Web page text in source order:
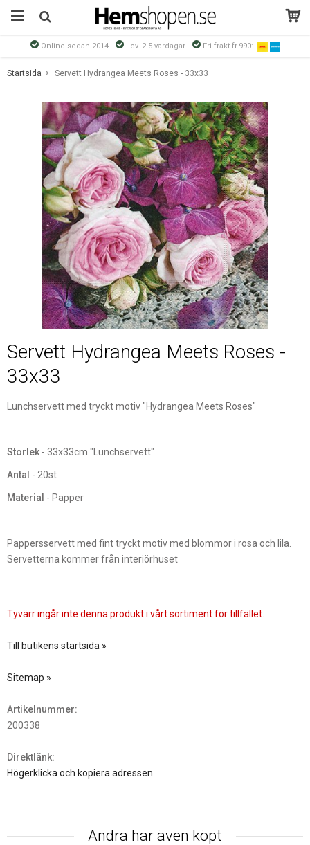
Online sedan 2014 Lev. 2-5 vardagar Fri frakt fr.990:-
Startsida Servett Hydrangea Meets Roses - 33x33
Servett Hydrangea Meets Roses -
33x33
Lunchservett med tryckt motiv "Hydrangea Meets Roses"
Storlek - 33x33cm "Lunchservett"
Antal - 20st
Material - Papper
Pappersservett med fint tryckt motiv med blommor i rosa och lila.
Servetterna kommer från interiörhuset
Tyvärr ingår inte denna produkt i vårt sortiment för tillfället.
Till butikens startsida »
Sitemap »
Artikelnummer:
200338
Direktlänk:
Högerklicka och kopiera adressen
Andra har även köpt